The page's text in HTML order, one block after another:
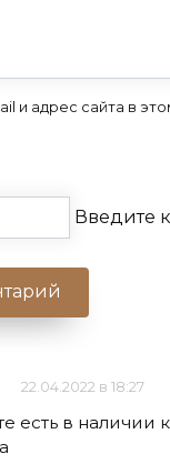
и адрес сайта в
Введите
22.04.2022 в 18:27
есть в наличии